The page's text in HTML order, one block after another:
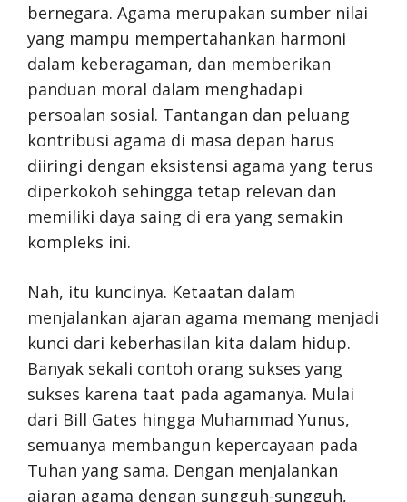
bernegara. Agama merupakan sumber nilai
yang mampu mempertahankan harmoni
dalam keberagaman, dan memberikan
panduan moral dalam menghadapi
persoalan sosial. Tantangan dan peluang
kontribusi agama di masa depan harus
diiringi dengan eksistensi agama yang terus
diperkokoh sehingga tetap relevan dan
memiliki daya saing di era yang semakin
kompleks ini.
Nah, itu kuncinya. Ketaatan dalam
menjalankan ajaran agama memang menjadi
kunci dari keberhasilan kita dalam hidup.
Banyak sekali contoh orang sukses yang
sukses karena taat pada agamanya. Mulai
dari Bill Gates hingga Muhammad Yunus,
semuanya membangun kepercayaan pada
Tuhan yang sama. Dengan menjalankan
ajaran agama dengan sungguh-sungguh,